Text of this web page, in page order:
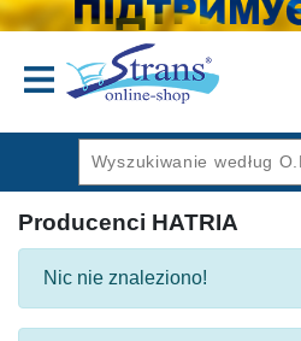
Producenci HATRIA
Nic nie znaleziono!